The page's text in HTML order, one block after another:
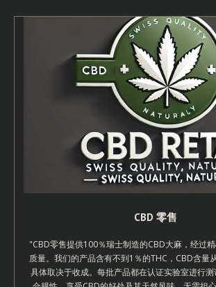
CBD 零售
"CBD零售提供100％瑞士制造的CBD大麻，经过
质量。我们的产品含有不到1％的THC，CBD含量
具体取决于收成。每批产品都在认证实验室进行